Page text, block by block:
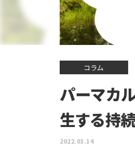
コラム
パーマカ
生する持
2022.03.14